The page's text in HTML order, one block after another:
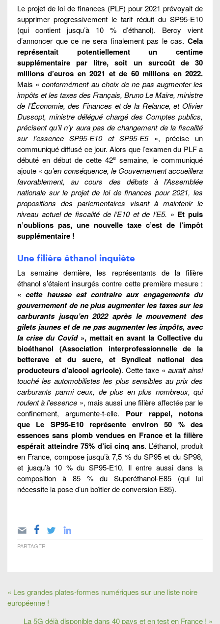
Le projet de loi de finances (PLF) pour 2021 prévoyait de
supprimer progressivement le tarif réduit du SP95-E10
(qui contient jusqu’à 10 % d’éthanol). Bercy vient
d’annoncer que ce ne sera finalement pas le cas. Cela
représentait potentiellement un centime
supplémentaire par litre, soit un surcoût de 30
millions d’euros en 2021 et de 60 millions en 2022.
Mais «conformément au choix de ne pas augmenter les
impôts et les taxes des Français, Bruno Le Maire, ministre
de l’Économie, des Finances et de la Relance, et Olivier
Dussopt, ministre délégué chargé des Comptes publics,
précisent qu’il n’y aura pas de changement de la fiscalité
sur l’essence SP95-E10 et SP95-E5», précise un
communiqué diffusé ce jour. Alors que l’examen du PLF a
débuté en début de cette 42e semaine, le communiqué
ajoute «qu’en conséquence, le Gouvernement accueillera
favorablement, au cours des débats à l’Assemblée
nationale sur le projet de loi de finances pour 2021, les
propositions des parlementaires visant à maintenir le
niveau actuel de fiscalité de l’E10 et de l’E5. » Et puis
n’oublions pas, une nouvelle taxe c’est de l’impôt
supplémentaire !
Une filière éthanol inquiète
La semaine dernière, les représentants de la filière
éthanol s’étaient insurgés contre cette première mesure :
«cette hausse est contraire aux engagements du
gouvernement de ne plus augmenter les taxes sur les
carburants jusqu’en 2022 après le mouvement des
gilets jaunes et de ne pas augmenter les impôts, avec
la crise du Covid », mettait en avant la Collective du
bioéthanol (Association interprofessionnelle de la
betterave et du sucre, et Syndicat national des
producteurs d’alcool agricole). Cette taxe « aurait ainsi
touché les automobilistes les plus sensibles au prix des
carburants parmi ceux, de plus en plus nombreux, qui
roulent à l’essence », mais aussi une filière affectée par le
confinement, argumente-t-elle. Pour rappel, notons
que Le SP95-E10 représente environ 50 % des
essences sans plomb vendues en France et la filière
espérait atteindre 75% d’ici cinq ans. L’éthanol, produit
en France, compose jusqu’à 7,5 % du SP95 et du SP98,
et jusqu’à 10 % du SP95-E10. Il entre aussi dans la
composition à 85 % du Superéthanol-E85 (qui lui
nécessite la pose d’un boîtier de conversion E85).
PARTAGER
« Les grandes plates-formes numériques sur une liste noire
européenne !
La 5G déjà disponible dans 40 pays et en test en France ! »